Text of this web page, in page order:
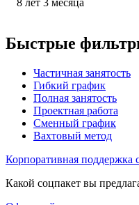
Быстрые
Частичная занятость
Гибкий график
Полная занятость
Проектная работа
Сменный график
Вахтовый метод
Корпоративная поддержка
Какой соцпакет вы